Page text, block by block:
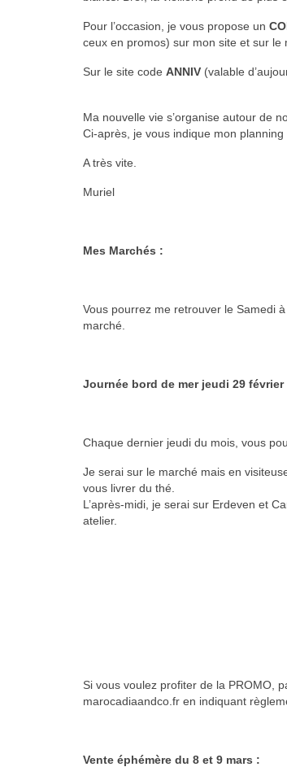
Pour l’occasion, je vous propose un
ceux en promos) sur mon site et sur le
Sur le site code ANNIV (valable
Ma nouvelle vie s’organise autour de
Ci-après, je vous indique mon
A très vite.
Muriel
Mes Marchés :
Vous pourrez me retrouver le Samedi
marché.
Journée bord de mer jeudi 29 février
Chaque dernier jeudi du mois, vous
Je serai sur le marché mais en
vous livrer du thé.
L’après-midi, je serai sur Erdeven et
atelier.
Si vous voulez profiter de la PROMO,
marocadiaandco.fr en indiquant
Vente éphémère du 8 et 9 mars :